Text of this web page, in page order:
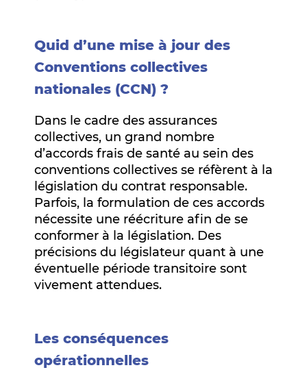
Quid d’une mise à jour des
Conventions collectives
nationales (CCN) ?
Dans le cadre des assurances
collectives, un grand nombre
d’accords frais de santé au sein des
conventions collectives se réfèrent à la
législation du contrat responsable.
Parfois, la formulation de ces accords
nécessite une réécriture afin de se
conformer à la législation. Des
précisions du législateur quant à une
éventuelle période transitoire sont
vivement attendues.
Les conséquences
opérationnelles